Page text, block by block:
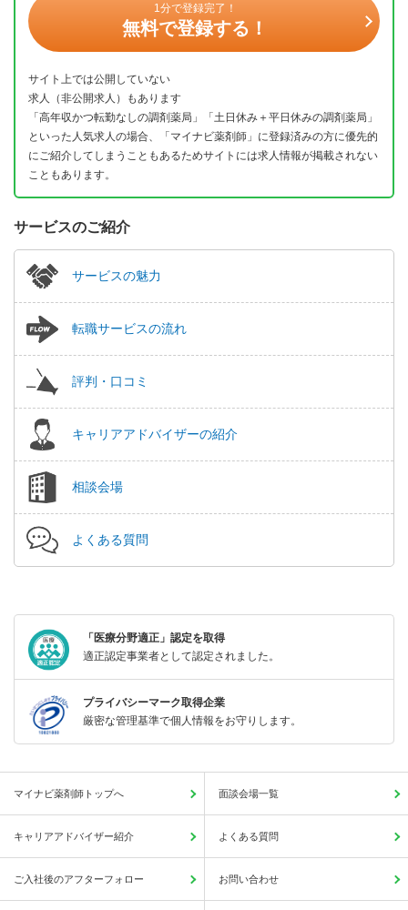
1分で登録完了！
無料で登録する！
サイト上では公開していない
求人（非公開求人）もあります
「高年収かつ転勤なしの調剤薬局」「土日休み＋平日休みの調剤薬局」
といった人気求人の場合、「マイナビ薬剤師」に登録済みの方に優先的
にご紹介してしまうこともあるためサイトには求人情報が掲載されない
こともあります。
サービスのご紹介
サービスの魅力
転職サービスの流れ
評判・口コミ
キャリアアドバイザーの紹介
相談会場
よくある質問
「医療分野適正」認定を取得
適正認定事業者として認定されました。
プライバシーマーク取得企業
厳密な管理基準で個人情報をお守りします。
マイナビ薬剤師トップへ 面談会場一覧
キャリアアドバイザー紹介 よくある質問
ご入社後のアフターフォロー お問い合わせ